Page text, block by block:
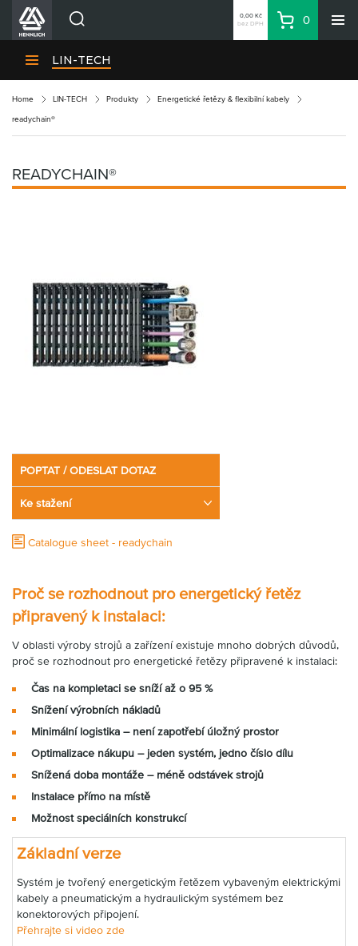
Divize HENNLICH
Blog
O firmě
CZK
Nákupní seznam
Partner Zone
0,00 Kč
bez DPH
Košík
0
LIN-TECH
Home LIN-TECH Produkty Energetické řetězy & flexibilní kabely
readychain®
READYCHAIN®
POPTAT / ODESLAT DOTAZ
Ke stažení
Catalogue sheet - readychain
Proč se rozhodnout pro energetický řetěz
připravený k instalaci:
V oblasti výroby strojů a zařízení existuje mnoho dobrých důvodů,
proč se rozhodnout pro energetické řetězy připravené k instalaci:
Čas na kompletaci se sníží až o 95 %
Snížení výrobních nákladů
Minimální logistika – není zapotřebí úložný prostor
Optimalizace nákupu – jeden systém, jedno číslo dílu
Snížená doba montáže – méně odstávek strojů
Instalace přímo na místě
Možnost speciálních konstrukcí
Základní verze
Systém je tvořený energetickým řetězem vybaveným elektrickými
kabely a pneumatickým a hydraulickým systémem bez
konektorových připojení.
Přehrajte si video zde